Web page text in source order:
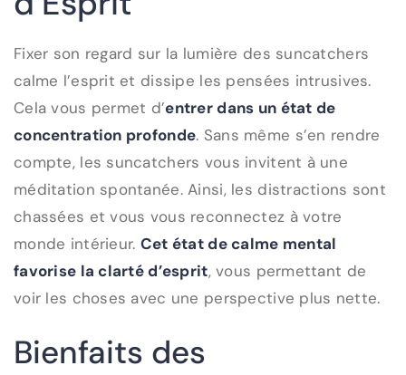
Fixer son regard sur la lumière des suncatchers
calme l’esprit et dissipe les pensées intrusives.
Cela vous permet d’entrer dans un état de
concentration profonde. Sans même s’en rendre
compte, les suncatchers vous invitent à une
méditation spontanée. Ainsi, les distractions sont
chassées et vous vous reconnectez à votre
monde intérieur. Cet état de calme mental
favorise la clarté d’esprit, vous permettant de
voir les choses avec une perspective plus nette.
Bienfaits des